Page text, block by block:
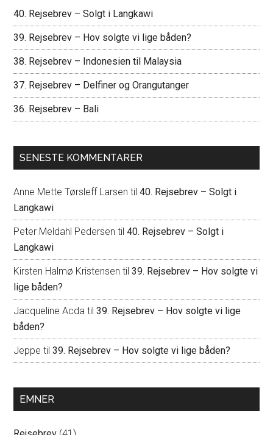
40. Rejsebrev – Solgt i Langkawi
39. Rejsebrev – Hov solgte vi lige båden?
38. Rejsebrev – Indonesien til Malaysia
37. Rejsebrev – Delfiner og Orangutanger
36. Rejsebrev – Bali
SENESTE KOMMENTARER
Anne Mette Tørsleff Larsen til40. Rejsebrev – Solgt i
Langkawi
Peter Meldahl Pedersen til40. Rejsebrev – Solgt i
Langkawi
Kirsten Halmø Kristensen til39. Rejsebrev – Hov solgte vi
lige båden?
Jacqueline Acda til39. Rejsebrev – Hov solgte vi lige
båden?
Jeppe til39. Rejsebrev – Hov solgte vi lige båden?
EMNER